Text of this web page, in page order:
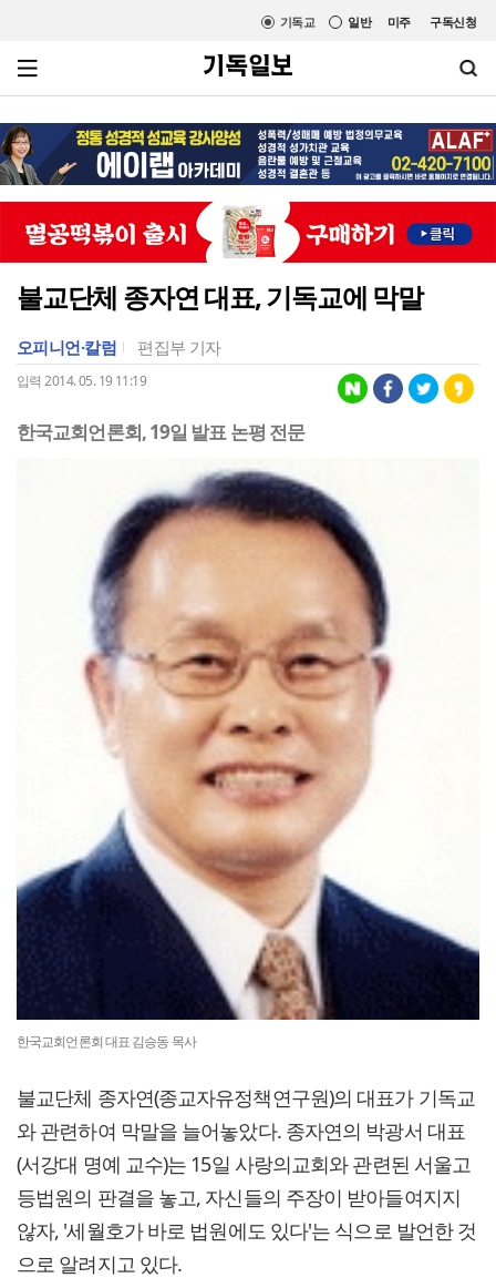
미주 구독신청
일반
기독교
불교단체 종자연 대표, 기독교에 막말
오피니언·칼럼 편집부 기자
입력 2014. 05. 19 11:19
한국교회언론회, 19일 발표 논평 전문
한국교회언론회 대표 김승동 목사
불교단체 종자연(종교자유정책연구원)의 대표가 기독교
와 관련하여 막말을 늘어놓았다. 종자연의 박광서 대표
(서강대 명예 교수)는 15일 사랑의교회와 관련된 서울고
등법원의 판결을 놓고, 자신들의 주장이 받아들여지지
않자, '세월호가 바로 법원에도 있다'는 식으로 발언한 것
으로 알려지고 있다.